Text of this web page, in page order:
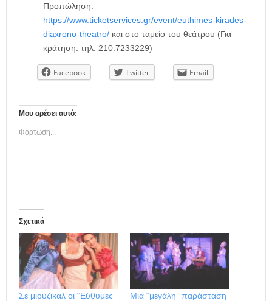
Προπώληση:
https://www.ticketservices.gr/event/euthimes-kirades-
diaxrono-theatro/ και στο ταμείο του θεάτρου (Για
κράτηση: τηλ. 210.7233229)
Facebook Twitter Email
Μου αρέσει αυτό:
Φόρτωση...
Σχετικά
Σε μιούζικαλ οι “Εύθυμες
Μια “μεγάλη” παράσταση